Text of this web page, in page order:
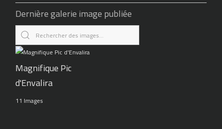
Dernière galerie image publiée
Magnifique Pic
d'Envalira
11 Images